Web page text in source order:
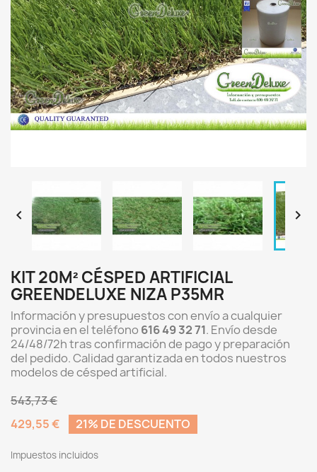
 
KIT 20M² CÉSPED ARTIFICIAL
GREENDELUXE NIZA P35MR
Información y presupuestos con envío a cualquier
provincia en el teléfono 616 49 32 71. Envío desde
24/48/72h tras confirmación de pago y preparación
del pedido. Calidad garantizada en todos nuestros
modelos de césped artificial.
543,73 €
429,55 €
21% DE DESCUENTO
Impuestos incluidos